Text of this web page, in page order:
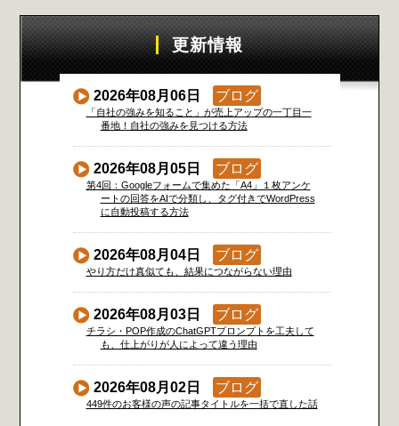
更新情報
2026年08月06日 ブログ
「自社の強みを知ること」が売上アップの一丁目一
番地！自社の強みを見つける方法
2026年08月05日 ブログ
第4回：Googleフォームで集めた「A4」１枚アンケ
ートの回答をAIで分類し、タグ付きでWordPress
に自動投稿する方法
2026年08月04日 ブログ
やり方だけ真似ても、結果につながらない理由
2026年08月03日 ブログ
チラシ・POP作成のChatGPTプロンプトを工夫して
も、仕上がりが人によって違う理由
2026年08月02日 ブログ
449件のお客様の声の記事タイトルを一括で直した話